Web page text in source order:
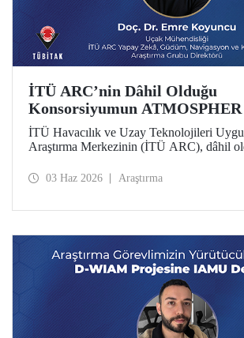
İTÜ ARC’nin Dâhil Olduğu
Konsorsiyumun
Ufuk Avrupa Desteği
İTÜ Havacılık ve Uzay Teknolojileri
Araştırma Merkezinin (İTÜ ARC), dâhil
Avrupa desteği kazandı. Bu projeyle İTÜ
03 Haz 2026 Araştırma